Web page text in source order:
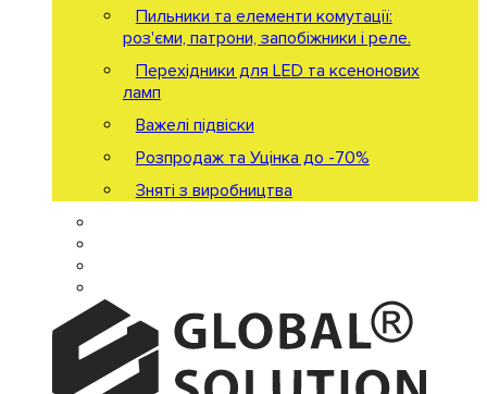
Пильники та елементи комутації:
роз'єми, патрони, запобіжники і реле.
Перехідники для LED та ксенонових
ламп
Важелі підвіски
Розпродаж та Уцінка до -70%
Зняті з виробництва